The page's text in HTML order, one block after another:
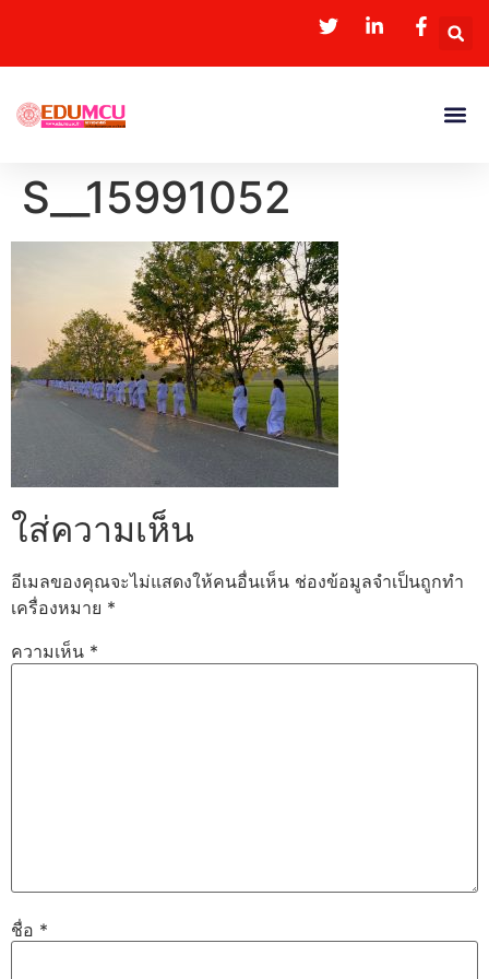
S__15991052
ใส่ความเห็น
อีเมลของคุณจะไม่แสดงให้คนอื่นเห็น ช่องข้อมูลจำเป็นถูกทำ
เครื่องหมาย *
ความเห็น *
ชื่อ *